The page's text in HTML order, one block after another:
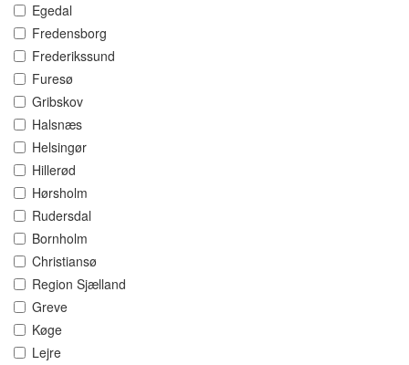
Egedal
Fredensborg
Frederikssund
Furesø
Gribskov
Halsnæs
Helsingør
Hillerød
Hørsholm
Rudersdal
Bornholm
Christiansø
Region Sjælland
Greve
Køge
Lejre